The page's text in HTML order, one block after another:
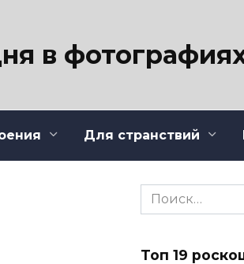
в
Для странствий
Search
for:
Топ 19